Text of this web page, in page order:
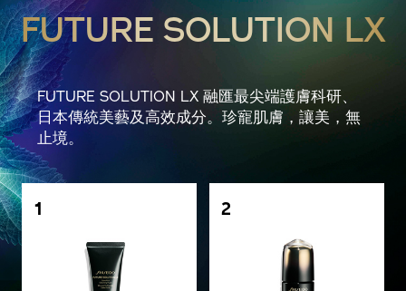
FUTURE SOLUTION LX
FUTURE SOLUTION LX 融匯最尖端護膚科研、
日本傳統美藝及高效成分。珍寵肌膚，讓美，無
止境。
1 2